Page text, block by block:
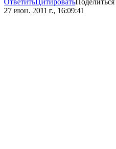
ОтветитьЦитироватьПоделиться
27 июн. 2011 г., 16:09:41